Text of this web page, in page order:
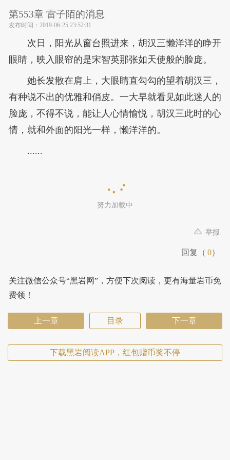
第553章 雷子陌的消息
发布时间： 2019-06-25 23:52:31
次日，阳光从窗台照进来，胡汉三懒洋洋的睁开
眼睛，映入眼帘的是宋智英那张如天使般的脸庞。
她长发散在肩上，大眼睛直勾勾的望着胡汉三，
有种说不出的优雅和俏皮。一大早就看见如此迷人的
脸庞，不得不说，能让人心情愉悦，胡汉三此时的心
情，就和外面的阳光一样，懒洋洋的。
......
努力加载中
举报
回复（ 0）
关注微信公众号“黑岩网”，方便下次阅读，更有海量岩币免
费领！
上一章 目录 下一章
下载黑岩阅读APP，红包赠币奖不停